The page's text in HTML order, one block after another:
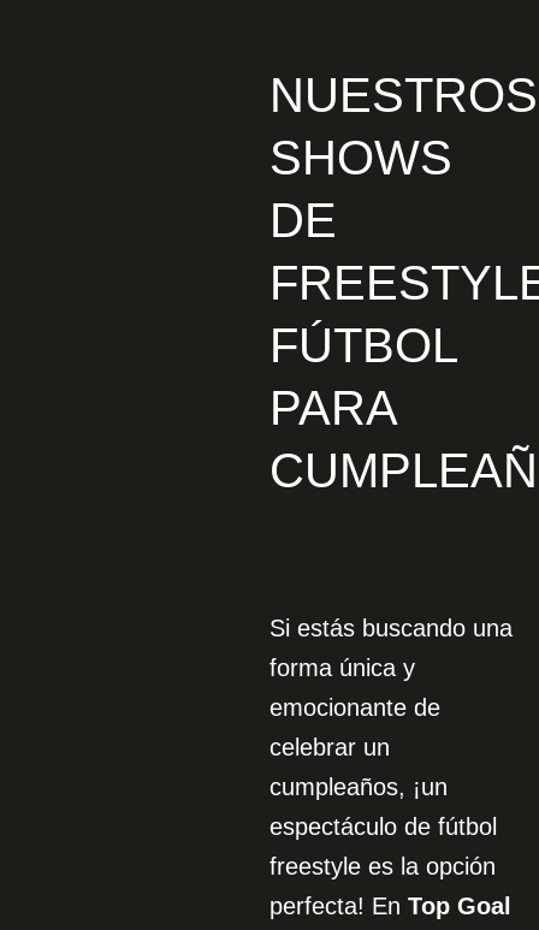
NUESTROS
SHOWS
DE
FÚTBOL
PARA
Si estás buscando una
forma única y
emocionante de
celebrar un
cumpleaños, ¡un
espectáculo de fútbol
freestyle es la opción
perfecta! En Top Goal